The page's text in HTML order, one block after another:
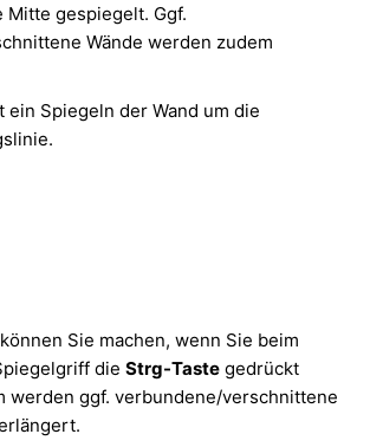
Mitte gespiegelt. Ggf.
Wände werden zudem
ein Spiegeln der Wand um die
Sie machen, wenn Sie beim
die Strg-Taste gedrückt
werden ggf. verbundene/verschnittene